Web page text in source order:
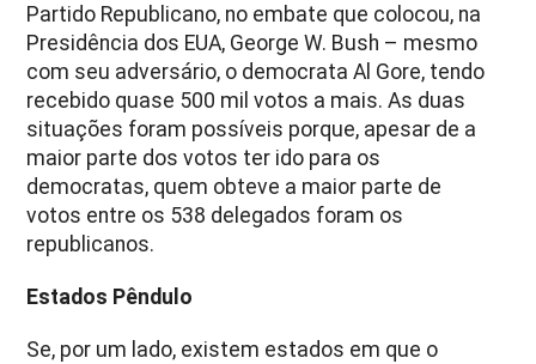
Partido Republicano, no embate que colocou, na
Presidência dos EUA, George W. Bush – mesmo
com seu adversário, o democrata Al Gore, tendo
recebido quase 500 mil votos a mais. As duas
situações foram possíveis porque, apesar de a
maior parte dos votos ter ido para os
democratas, quem obteve a maior parte de
votos entre os 538 delegados foram os
republicanos.
Estados Pêndulo
Se, por um lado, existem estados em que o